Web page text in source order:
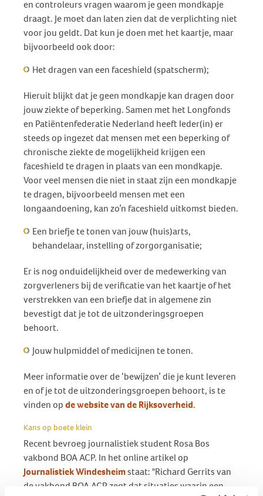
en controleurs vragen waarom je geen mondkapje
draagt. Je moet dan laten zien dat de verplichting niet
voor jou geldt. Dat kun je doen met het kaartje, maar
bijvoorbeeld ook door:
Het dragen van een faceshield (spatscherm);
Hieruit blijkt dat je geen mondkapje kan dragen door
jouw ziekte of beperking. Samen met het Longfonds
en Patiëntenfederatie Nederland heeft Ieder(in) er
steeds op ingezet dat mensen met een beperking of
chronische ziekte de mogelijkheid krijgen een
faceshield te dragen in plaats van een mondkapje.
Voor veel mensen die niet in staat zijn een mondkapje
te dragen, bijvoorbeeld mensen met een
longaandoening, kan zo’n faceshield uitkomst bieden.
Een briefje te tonen van jouw (huis)arts,
behandelaar, instelling of zorgorganisatie;
Er is nog onduidelijkheid over de medewerking van
zorgverleners bij de verificatie van het kaartje of het
verstrekken van een briefje dat in algemene zin
bevestigt dat je tot de uitzonderingsgroepen
behoort.
Jouw hulpmiddel of medicijnen te tonen.
Meer informatie over de ‘bewijzen’ die je kunt leveren
en of je tot de uitzonderingsgroepen behoort, is te
vinden opde website van de Rijksoverheid.
Kans op boete klein
Recent bevroeg journalistiek student Rosa Bos
vakbond BOA ACP. In het online artikel op
Journalistiek Windesheimstaat: "Richard Gerrits van
de vakbond BOA ACP zegt dat situaties waarin een